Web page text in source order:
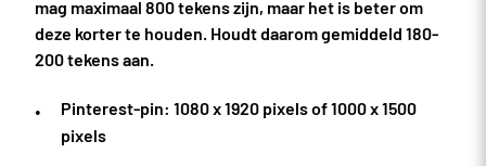
mag maximaal 800 tekens zijn, maar het is beter om
deze korter te houden. Houdt daarom gemiddeld 180-
200 tekens aan.
Pinterest-pin: 1080 x 1920 pixels of 1000 x 1500
pixels